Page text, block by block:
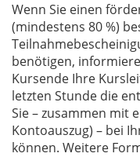
Wenn Sie einen
(mindestens 80 %)
benötigen,
Kursende Ihre
letzten Stunde die
Sie – zusammen mit
Kontoauszug) – bei
können. Weitere